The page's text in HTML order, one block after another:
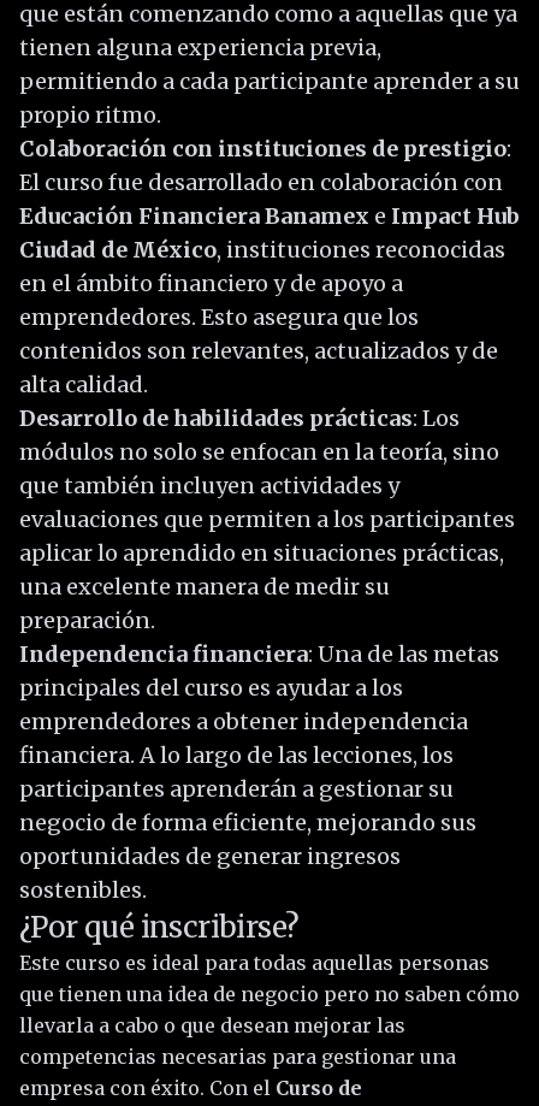
que están comenzando como a aquellas que ya
tienen alguna experiencia previa,
permitiendo a cada participante aprender a su
propio ritmo.
Colaboración con instituciones de prestigio:
El curso fue desarrollado en colaboración con
Educación Financiera Banamex e Impact Hub
Ciudad de México, instituciones reconocidas
en el ámbito financiero y de apoyo a
emprendedores. Esto asegura que los
contenidos son relevantes, actualizados y de
alta calidad.
Desarrollo de habilidades prácticas: Los
módulos no solo se enfocan en la teoría, sino
que también incluyen actividades y
evaluaciones que permiten a los participantes
aplicar lo aprendido en situaciones prácticas,
una excelente manera de medir su
preparación.
Independencia financiera: Una de las metas
principales del curso es ayudar a los
emprendedores a obtener independencia
financiera. A lo largo de las lecciones, los
participantes aprenderán a gestionar su
negocio de forma eficiente, mejorando sus
oportunidades de generar ingresos
sostenibles.
¿Por qué inscribirse?
Este curso es ideal para todas aquellas personas
que tienen una idea de negocio pero no saben cómo
llevarla a cabo o que desean mejorar las
competencias necesarias para gestionar una
empresa con éxito. Con el Curso de